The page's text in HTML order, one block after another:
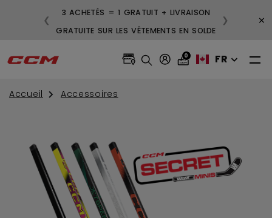
3 ACHETÉS = 1 GRATUIT + LIVRAISON
GRATUITE SUR LES VÊTEMENTS EN SOLDE
❮ ❯ ×
0 FR
Accueil Accessoires